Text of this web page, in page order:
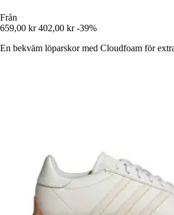
Från
659,00 kr 402,00 kr -39%
En bekväm löparskor med Cloudfoam för